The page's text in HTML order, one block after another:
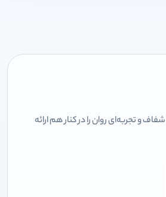
و تجربه‌ای روان را در کنار هم ارائه